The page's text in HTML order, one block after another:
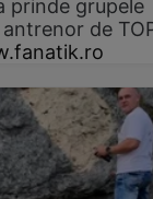
prinde grupele
de